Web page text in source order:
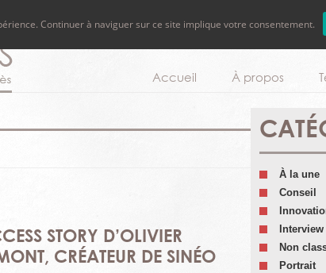
Accueil À propos
STORY D’OLIVIER
CRÉATEUR DE SINÉO
À la une
Conseil
Interview
Non
Portrait
Continuer à naviguer sur ce site implique votre consentement.